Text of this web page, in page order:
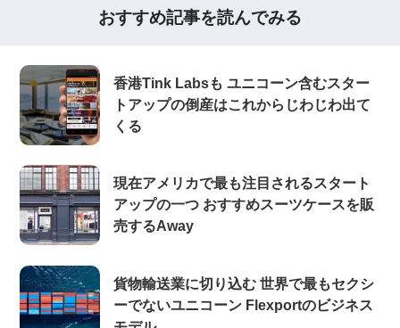
おすすめ記事を読んでみる
香港Tink Labsも ユニコーン含むスター
トアップの倒産はこれからじわじわ出て
くる
現在アメリカで最も注目されるスタート
アップの一つ おすすめスーツケースを販
売するAway
貨物輸送業に切り込む 世界で最もセクシ
ーでないユニコーン Flexportのビジネス